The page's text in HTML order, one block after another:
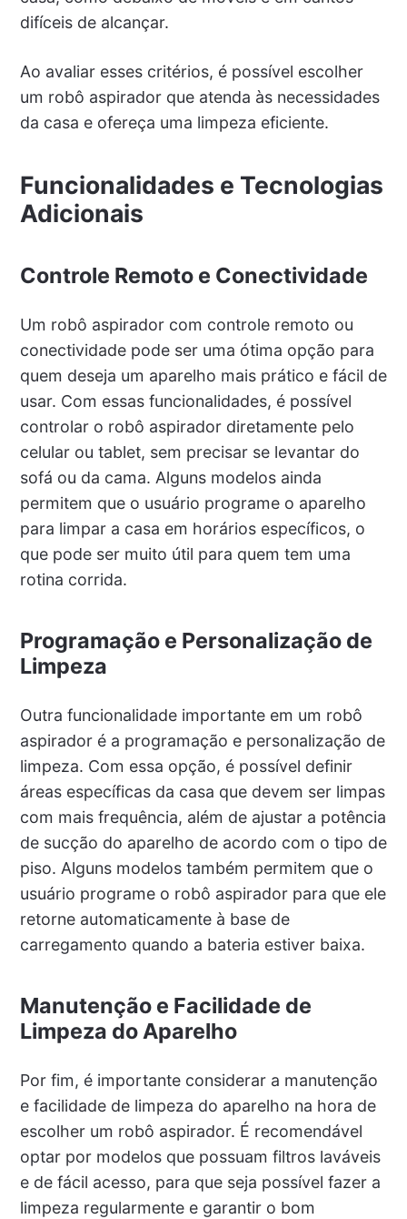
difíceis de alcançar.
Ao avaliar esses critérios, é possível escolher
um robô aspirador que atenda às necessidades
da casa e ofereça uma limpeza eficiente.
Funcionalidades e Tecnologias
Adicionais
Controle Remoto e Conectividade
Um robô aspirador com controle remoto ou
conectividade pode ser uma ótima opção para
quem deseja um aparelho mais prático e fácil de
usar. Com essas funcionalidades, é possível
controlar o robô aspirador diretamente pelo
celular ou tablet, sem precisar se levantar do
sofá ou da cama. Alguns modelos ainda
permitem que o usuário programe o aparelho
para limpar a casa em horários específicos, o
que pode ser muito útil para quem tem uma
rotina corrida.
Programação e Personalização de
Limpeza
Outra funcionalidade importante em um robô
aspirador é a programação e personalização de
limpeza. Com essa opção, é possível definir
áreas específicas da casa que devem ser limpas
com mais frequência, além de ajustar a potência
de sucção do aparelho de acordo com o tipo de
piso. Alguns modelos também permitem que o
usuário programe o robô aspirador para que ele
retorne automaticamente à base de
carregamento quando a bateria estiver baixa.
Manutenção e Facilidade de
Limpeza do Aparelho
Por fim, é importante considerar a manutenção
e facilidade de limpeza do aparelho na hora de
escolher um robô aspirador. É recomendável
optar por modelos que possuam filtros laváveis
e de fácil acesso, para que seja possível fazer a
limpeza regularmente e garantir o bom